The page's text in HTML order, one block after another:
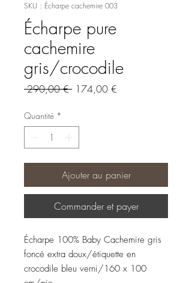
SKU : Écharpe cachemire 003
Écharpe pure
cachemire
gris/crocodile
290,00 € Prix
174,00 €
Quantité *
Ajouter au panier
Commander et payer
Écharpe 100% Baby Cachemire gris
foncé extra doux/étiquette en
crocodile bleu verni/160 x 100